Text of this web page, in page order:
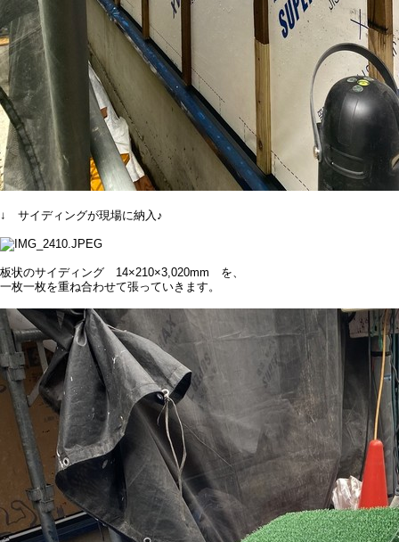
↓ サイディングが現場に納入♪
板状のサイディング 14×210×3,020mm を、
一枚一枚を重ね合わせて張っていきます。